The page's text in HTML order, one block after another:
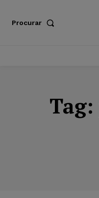
Procurar
Tag: